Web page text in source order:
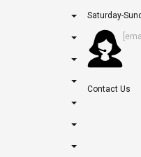
Saturday-
Contact Us